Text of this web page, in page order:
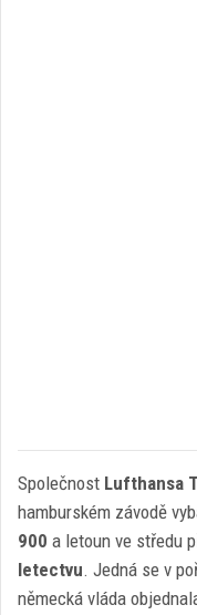
Společnost Lufthansa
hamburském závodě
900 a letoun ve středu
letectvu. Jedná se v
německá vláda